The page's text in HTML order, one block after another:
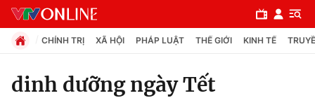
CHÍNH TRỊ XÃ HỘI PHÁP LUẬT THẾ GIỚI KINH TẾ
dinh dưỡng ngày Tết